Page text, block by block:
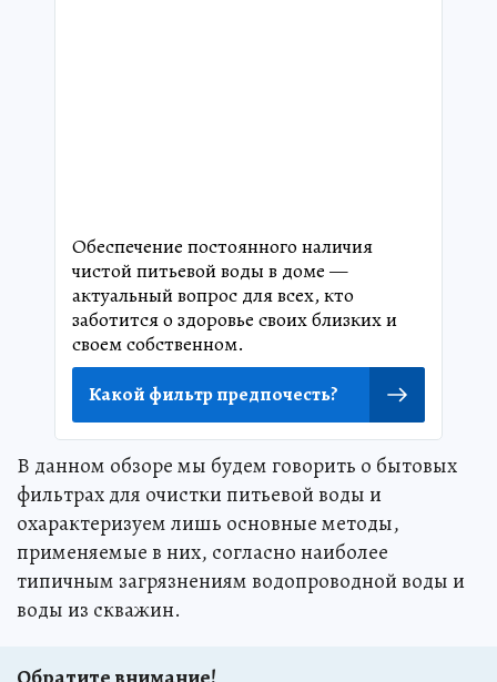
Обеспечение постоянного наличия
чистой питьевой воды в доме —
актуальный вопрос для всех, кто
заботится о здоровье своих близких и
своем собственном.
Какой фильтр предпочесть?
В данном обзоре мы будем говорить о бытовых
фильтрах для очистки питьевой воды и
охарактеризуем лишь основные методы,
применяемые в них, согласно наиболее
типичным загрязнениям водопроводной воды и
воды из скважин.